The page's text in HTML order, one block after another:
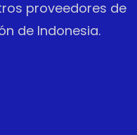
proveedores de
de Indonesia.